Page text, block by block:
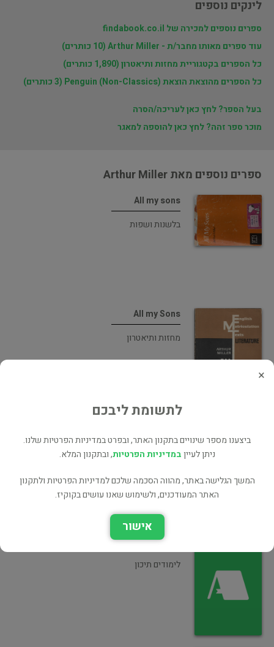
לינקים נוספים
ספרים נוספים למכירה של findabook.co.il
עוד ספרים מאותו מחבר/ת - Arthur Miller (10 כותרים)
כל הספרים בקטגוריית מחזות ותיאטרון (1,890 כותרים)
כל הספרים מהוצאת הוצאת Penguin (Non-Classics) (3 כותרים)
בעל הספר? לחץ כאן לעריכה/הסרה
מוכר ספר זהה? לחץ כאן להוספה למאגר
ספרים נוספים מאת Arthur Miller
All my sons
בלשנות ושפות
All my Sons
מחזות ותיאטרון
לימודים תיכון
All My Sons
לימודים תיכון
×
לתשומת ליבכם
ביצענו מספר שינויים בתקנון האתר, ובפרט במדיניות הפרטיות שלנו.
ניתן לעייןבמדיניות הפרטיות, ובתקנון המלא.
המשך הגלישה באתר, מהווה הסכמה שלכם למדיניות הפרטיות ולתקנון
האתר המעודכנים, ולשימוש שאנו עושים בקוקיז.
אישור